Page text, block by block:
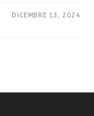
DICEMBRE 13, 2024